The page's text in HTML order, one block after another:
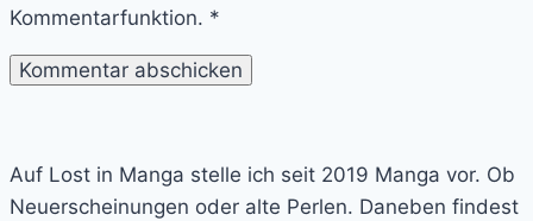
Kommentarfunktion. *
Manga
Auf Lost in Manga stelle ich seit 2019 Manga vor. Ob
Neuerscheinungen oder alte Perlen. Daneben findest